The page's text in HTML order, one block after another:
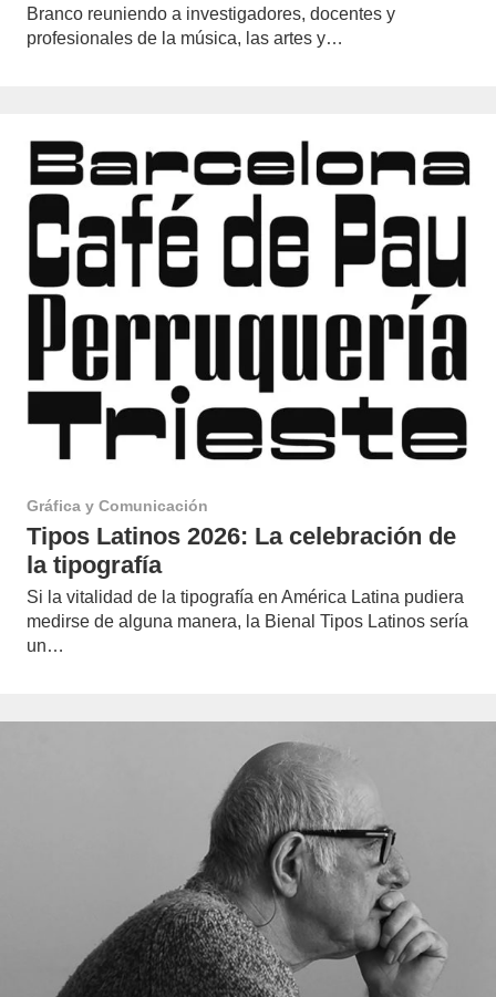
Branco reuniendo a investigadores, docentes y
profesionales de la música, las artes y…
Gráfica y Comunicación
Tipos Latinos 2026: La celebración de
la tipografía
Si la vitalidad de la tipografía en América Latina pudiera
medirse de alguna manera, la Bienal Tipos Latinos sería
un…